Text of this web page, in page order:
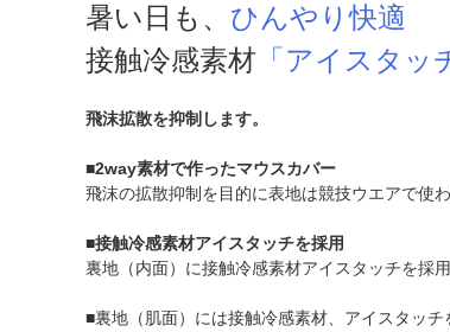
暑い日も、 ひんやり快適
接触冷感素材 「アイスタッ
飛沫拡散を抑制します。
■2way素材で作ったマウスカバー
飛沫の拡散抑制を目的に表地は競技ウエアで使
■接触冷感素材アイスタッチを採用
裏地（内面）に接触冷感素材アイスタッチを採用
■裏地（肌面）には接触冷感素材、アイスタッチ